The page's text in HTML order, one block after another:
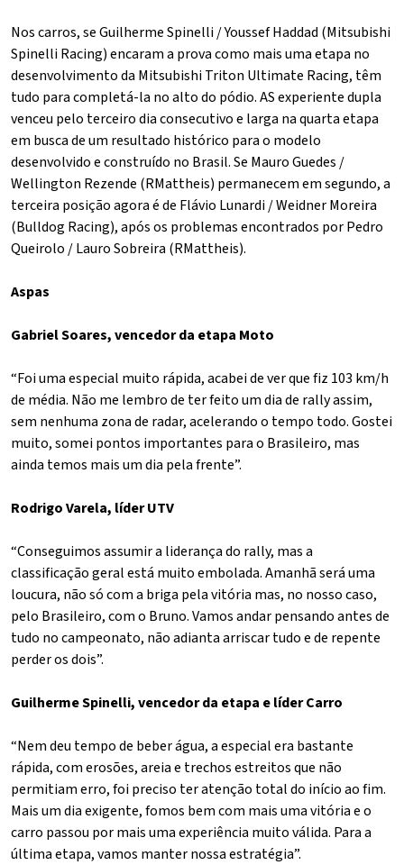
Nos carros, se Guilherme Spinelli / Youssef Haddad (Mitsubishi
Spinelli Racing) encaram a prova como mais uma etapa no
desenvolvimento da Mitsubishi Triton Ultimate Racing, têm
tudo para completá-la no alto do pódio. AS experiente dupla
venceu pelo terceiro dia consecutivo e larga na quarta etapa
em busca de um resultado histórico para o modelo
desenvolvido e construído no Brasil. Se Mauro Guedes /
Wellington Rezende (RMattheis) permanecem em segundo, a
terceira posição agora é de Flávio Lunardi / Weidner Moreira
(Bulldog Racing), após os problemas encontrados por Pedro
Queirolo / Lauro Sobreira (RMattheis).
Aspas
Gabriel Soares, vencedor da etapa Moto
“Foi uma especial muito rápida, acabei de ver que fiz 103 km/h
de média. Não me lembro de ter feito um dia de rally assim,
sem nenhuma zona de radar, acelerando o tempo todo. Gostei
muito, somei pontos importantes para o Brasileiro, mas
ainda temos mais um dia pela frente”.
Rodrigo Varela, líder UTV
“Conseguimos assumir a liderança do rally, mas a
classificação geral está muito embolada. Amanhã será uma
loucura, não só com a briga pela vitória mas, no nosso caso,
pelo Brasileiro, com o Bruno. Vamos andar pensando antes de
tudo no campeonato, não adianta arriscar tudo e de repente
perder os dois”.
Guilherme Spinelli, vencedor da etapa e líder Carro
“Nem deu tempo de beber água, a especial era bastante
rápida, com erosões, areia e trechos estreitos que não
permitiam erro, foi preciso ter atenção total do início ao fim.
Mais um dia exigente, fomos bem com mais uma vitória e o
carro passou por mais uma experiência muito válida. Para a
última etapa, vamos manter nossa estratégia”.